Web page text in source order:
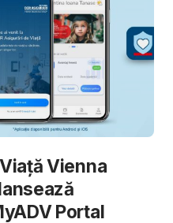
Vienna
Portal